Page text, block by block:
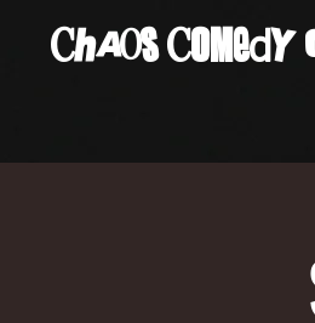
ChAos COMedY